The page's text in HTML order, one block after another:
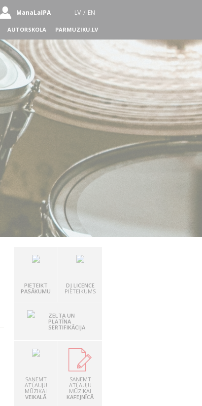
ManaLaIPA LV / EN
AUTORSKOLA PARMUZIKU.LV
PIETEIKT
PASĀKUMU
DJ LICENCE
PIETEIKUMS
ZELTA UN
PLATĪNA
SERTIFIKĀCIJA
SAŅEMT
ATĻAUJU
MŪZIKAI
VEIKALĀ
SAŅEMT
ATĻAUJU
MŪZIKAI
KAFEJNĪCĀ